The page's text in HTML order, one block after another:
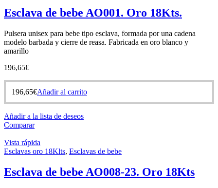
Esclava de bebe AO001. Oro 18Kts.
Pulsera unisex para bebe tipo esclava, formada por una cadena
modelo barbada y cierre de reasa. Fabricada en oro blanco y
amarillo
196,65€
196,65€Añadir al carrito
Añadir a la lista de deseos
Comparar
Vista rápida
Esclavas oro 18Klts, Esclavas de bebe
Esclava de bebe AO008-23. Oro 18Kts